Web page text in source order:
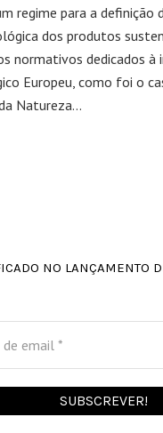
regime para a definição
dos produtos
normativos dedicados à
Europeu, como foi o
Natureza...
NO LANÇAMENTO